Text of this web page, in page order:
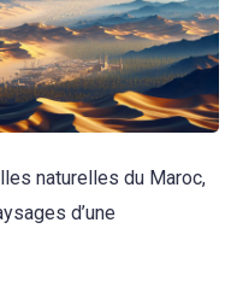
naturelles du Maroc,
d’une